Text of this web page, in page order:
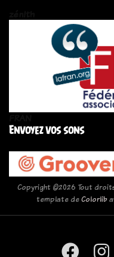
Envoyez vos sons
Copyright ©2026 Tout
template deColorlib